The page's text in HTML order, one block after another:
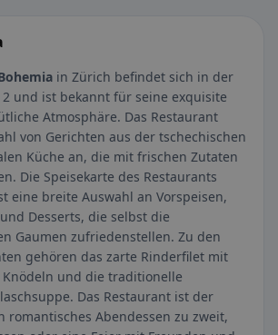
in Zürich befindet sich in der
2 und ist bekannt für seine exquisite
Atmosphäre. Das Restaurant
von Gerichten aus der tschechischen
Küche an, die mit frischen Zutaten
Die Speisekarte des Restaurants
eine breite Auswahl an Vorspeisen,
Desserts, die selbst die
Gaumen zufriedenstellen. Zu den
gehören das zarte Rinderfilet mit
und die traditionelle
Das Restaurant ist der
romantisches Abendessen zu zweit,